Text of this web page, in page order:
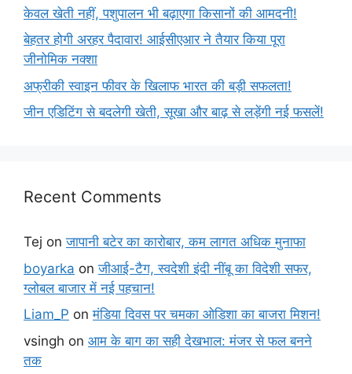
केवल खेती नहीं, पशुपालन भी बढ़ाएगा किसानों की आमदनी!
बेहतर होगी अरहर पैदावार! आईसीएआर ने तैयार किया पूरा
जीनोमिक नक्शा
अफ्रीकी स्वाइन फीवर के खिलाफ भारत की बड़ी सफलता!
जीन एडिटिंग से बदलेगी खेती, सूखा और बाढ़ से लड़ेंगी नई फसलें!
Recent Comments
Tej onजापानी बटेर का कारोबार, कम लागत अधिक मुनाफा
boyarka onजीआई-टैग, स्वदेशी इंदी नींबू का विदेशी सफर,
ग्लोबल बाजार में नई पहचान!
Liam_P onमंडिया दिवस पर चमका ओडिशा का बाजरा मिशन!
vsingh on आम के बाग का सही देखभाल: मंजर से फल बनने
तक